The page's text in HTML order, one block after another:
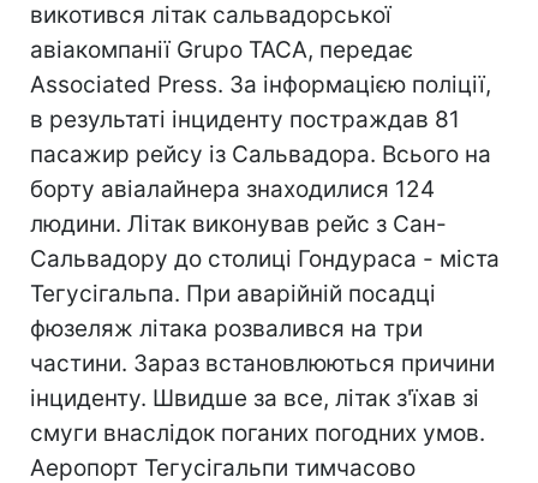
викотився літак сальвадорської
авіакомпанії Grupo TACA, передає
Associated Press. За інформацією поліції,
в результаті інциденту постраждав 81
пасажир рейсу із Сальвадора. Всього на
борту авіалайнера знаходилися 124
людини. Літак виконував рейс з Сан-
Сальвадору до столиці Гондураса - міста
Тегусігальпа. При аварійній посадці
фюзеляж літака розвалився на три
частини. Зараз встановлюються причини
інциденту. Швидше за все, літак з'їхав зі
смуги внаслідок поганих погодних умов.
Аеропорт Тегусігальпи тимчасово